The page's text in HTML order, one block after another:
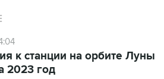
к станции на орбите Луны
2023 год